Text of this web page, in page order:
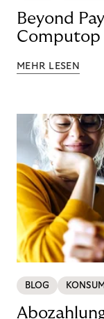
Beyond
Computop
MEHR LESEN
BLOG KONSUM